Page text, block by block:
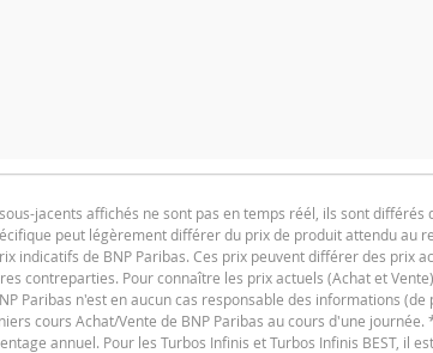
jacents affichés ne sont pas en temps réél, ils sont différés
peut légèrement différer du prix de produit attendu au
indicatifs de BNP Paribas. Ces prix peuvent différer des prix
contreparties. Pour connaître les prix actuels (Achat et Vente),
Paribas n'est en aucun cas responsable des informations (de
cours Achat/Vente de BNP Paribas au cours d'une journée.
annuel. Pour les Turbos Infinis et Turbos Infinis BEST, il